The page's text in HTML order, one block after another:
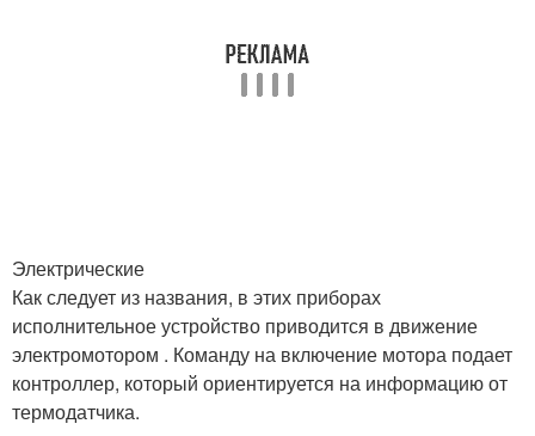
Электрические
Как следует из названия, в этих приборах
исполнительное устройство приводится в движение
электромотором . Команду на включение мотора подает
контроллер, который ориентируется на информацию от
термодатчика.